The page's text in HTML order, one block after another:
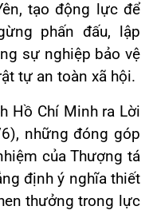
tạo động lực để
phấn đấu, lập
sự nghiệp bảo vệ
tự an toàn xã hội.
Chí Minh ra Lời
những đóng góp
của Thượng tá
định ý nghĩa thiết
thưởng trong lực